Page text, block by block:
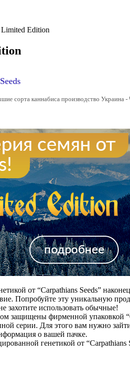
Limited Edition
сорта каннабиса производство
от “Carpathians Seeds”
Попробуйте эту уникальную
захотите использовать обычные!
защищены фирменной упаковкой
серии. Для этого вам нужно
о вашей пачке.
генетикой от “Carpathians